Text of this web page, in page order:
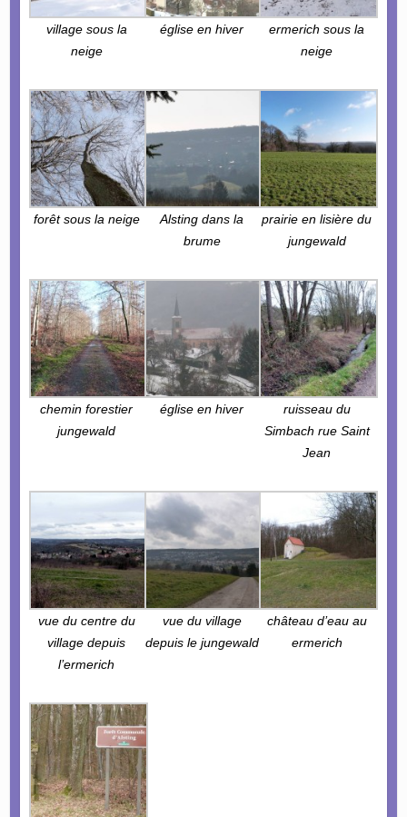
village sous la
neige
église en hiver
ermerich sous la
neige
forêt sous la neige
Alsting dans la
brume
prairie en lisière du
jungewald
chemin forestier
jungewald
église en hiver
ruisseau du
Simbach rue Saint
Jean
vue du centre du
village depuis
l’ermerich
vue du village
depuis le jungewald
château d’eau au
ermerich